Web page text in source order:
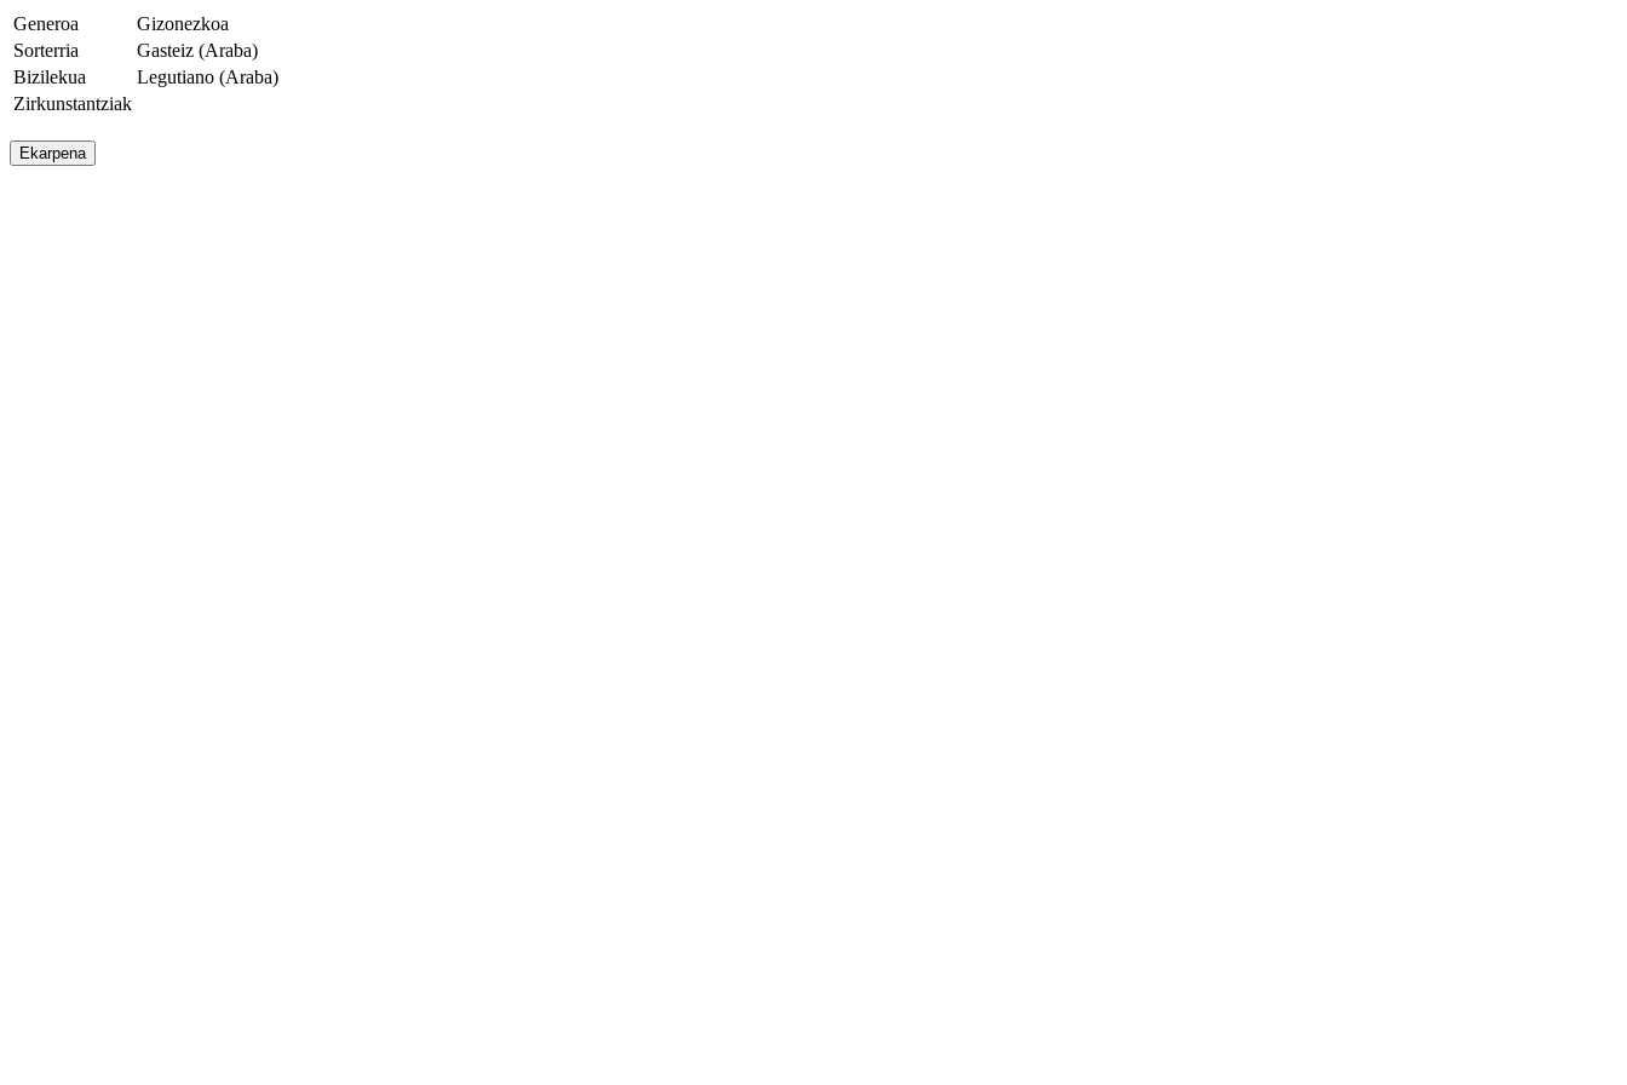
Generoa
Gizonezkoa
Sorterria
Gasteiz (Araba)
Bizilekua
Legutiano (Araba)
Zirkunstantziak